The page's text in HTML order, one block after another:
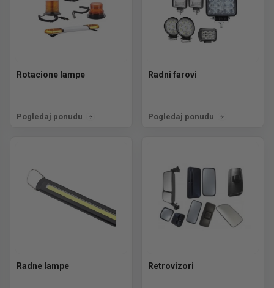
Rotacione lampe
Pogledaj ponudu
Radni farovi
Pogledaj ponudu
Radne lampe Retrovizori